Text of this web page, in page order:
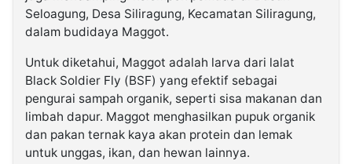
Seloagung, Desa Siliragung, Kecamatan Siliragung,
dalam budidaya Maggot.
Untuk diketahui, Maggot adalah larva dari lalat
Black Soldier Fly (BSF) yang efektif sebagai
pengurai sampah organik, seperti sisa makanan dan
limbah dapur. Maggot menghasilkan pupuk organik
dan pakan ternak kaya akan protein dan lemak
untuk unggas, ikan, dan hewan lainnya.